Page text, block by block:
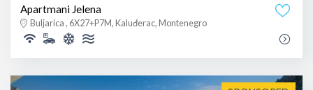
Apartmani Jelena
Buljarica , 6X27+P7M, Kaluđerac, Montenegro